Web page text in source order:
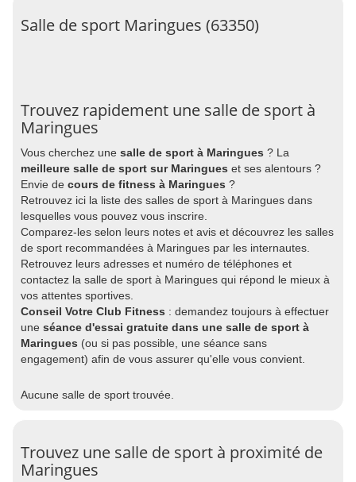
Salle de sport Maringues (63350)
Trouvez rapidement une salle de sport à
Maringues
Vous cherchez une salle de sport à Maringues ? La
meilleure salle de sport sur Maringues et ses alentours ?
Envie de cours de fitness à Maringues ?
Retrouvez ici la liste des salles de sport à Maringues dans
lesquelles vous pouvez vous inscrire.
Comparez-les selon leurs notes et avis et découvrez les salles
de sport recommandées à Maringues par les internautes.
Retrouvez leurs adresses et numéro de téléphones et
contactez la salle de sport à Maringues qui répond le mieux à
vos attentes sportives.
Conseil Votre Club Fitness : demandez toujours à effectuer
une séance d'essai gratuite dans une salle de sport à
Maringues (ou si pas possible, une séance sans
engagement) afin de vous assurer qu'elle vous convient.
Aucune salle de sport trouvée.
Trouvez une salle de sport à proximité de
Maringues